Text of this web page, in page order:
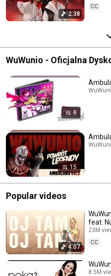
2:38
CC
WuWunio - Oficjalna
8
15
Popular videos
4:07
feat.
23M
CC
8.5M